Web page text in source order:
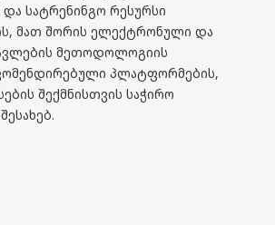
სატრენინგო რესურსი
მათ შორის ელექტრონული და
მეთოდოლოგიის
პლატფორმების,
შექმნისთვის საჭირო